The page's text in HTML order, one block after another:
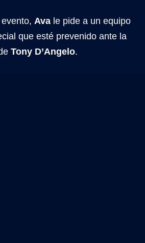
Ava le pide a un equipo
que esté prevenido ante la
Tony D’Angelo.